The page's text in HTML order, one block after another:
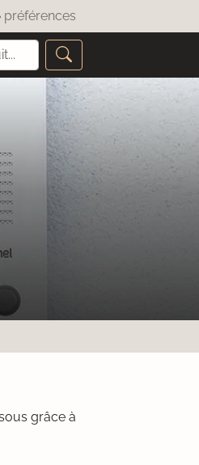
préférences
grâce à